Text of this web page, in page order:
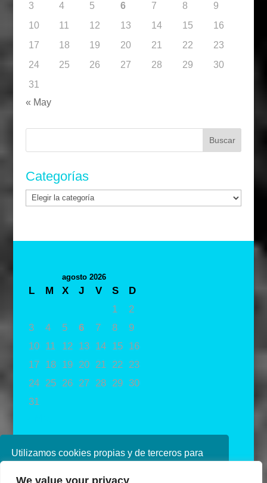
Utilizamos cookies propias y de terceros para
We value your privacy
3
4 5 6 7 8
9
10
11 12 13 14 15
16
17
18 19 20 21 22
23
24
25 26 27 28 29
30
31
« May
Categorías
Categorías
agosto 2026
L M X J V S
D
1
2
3
4 5 6 7 8
9
10
11 12 13 14 15
16
17
18 19 20 21 22
23
24
25 26 27 28 29 30
31